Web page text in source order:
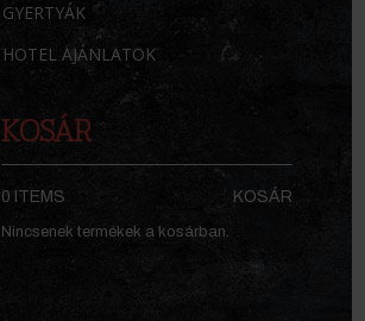
GYERTYÁK
HOTEL AJÁNLATOK
KOSÁR
0 ITEMS KOSÁR
Nincsenek termékek a kosárban.